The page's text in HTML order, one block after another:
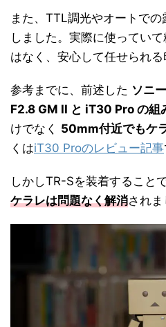
また、TTL調光やオートで
しました。実際に使ってい
はなく、安心して任せられる
参考までに、前述した ソニ
F2.8 GM II と iT30 Pro の組
けでなく 50mm付近でもケ
くはiT30 Proのレビュー記事
しかしTR-Sを装着すること
ケラレは問題なく解消されま